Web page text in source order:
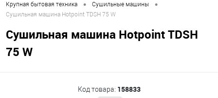
Крупная бытовая техника • Сушильные машины •
Сушильная машина Hotpoint TDSH 75 W
Сушильная машина Hotpoint TDSH
75 W
Код товара: 158833